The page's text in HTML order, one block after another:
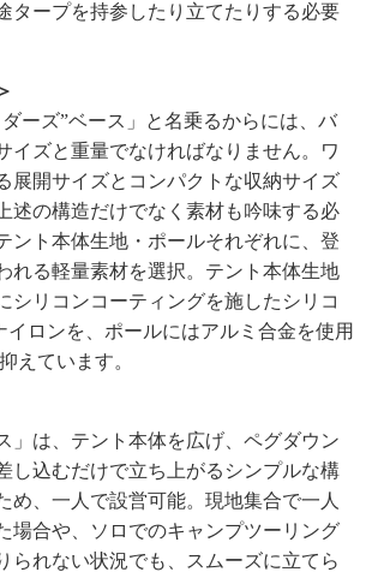
タープを持参したり立てたりする必要
ーズ”ベース」と名乗るからには、バ
イズと重量でなければなりません。ワ
展開サイズとコンパクトな収納サイズ
述の構造だけでなく素材も吟味する必
ント本体生地・ポールそれぞれに、登
れる軽量素材を選択。テント本体生地
シリコンコーティングを施したシリコ
イロンを、ポールにはアルミ合金を使用
えています。
」は、テント本体を広げ、ペグダウン
し込むだけで立ち上がるシンプルな構
め、一人で設営可能。現地集合で一人
場合や、ソロでのキャンプツーリング
られない状況でも、スムーズに立てら